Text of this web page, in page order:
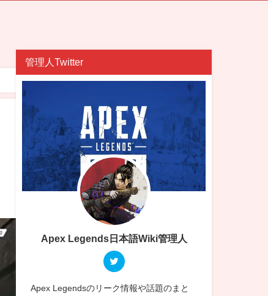
管理人Twitter
Apex Legends日本語Wiki管理人
Apex Legendsのリーク情報や話題のまと